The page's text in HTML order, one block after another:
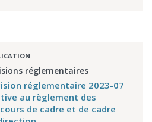
réglementaires
réglementaire 2023-07
au règlement des
de cadre et de cadre